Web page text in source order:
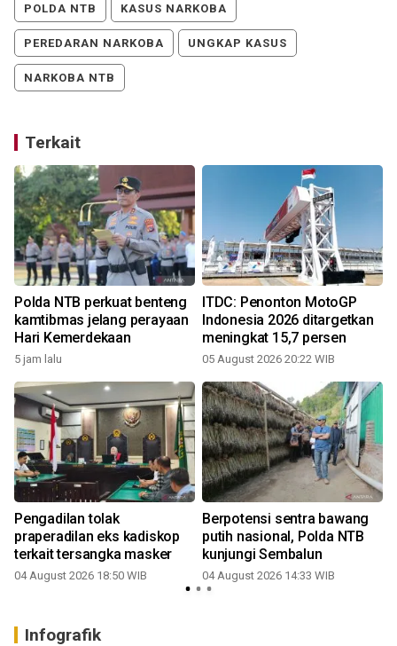
POLDA NTB KASUS NARKOBA
PEREDARAN NARKOBA UNGKAP KASUS
NARKOBA NTB
Terkait
Polda NTB perkuat benteng
kamtibmas jelang perayaan
Hari Kemerdekaan
5 jam lalu
ITDC: Penonton MotoGP
Indonesia 2026 ditargetkan
meningkat 15,7 persen
05 August 2026 20:22 WIB
Pengadilan tolak
praperadilan eks kadiskop
terkait tersangka masker
04 August 2026 18:50 WIB
Berpotensi sentra bawang
putih nasional, Polda NTB
kunjungi Sembalun
04 August 2026 14:33 WIB
Infografik